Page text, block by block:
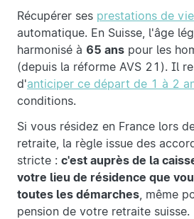
Récupérer ses prestations de
automatique. En Suisse, l'âge
harmonisé à 65 ans pour les
(depuis la réforme AVS 21). Il
d'anticiper ce départ de 1 à 2
conditions.
Si vous résidez en France lors
retraite, la règle issue des
stricte : c'est auprès de la
votre lieu de résidence que
toutes les démarches, même
pension de votre retraite suisse.